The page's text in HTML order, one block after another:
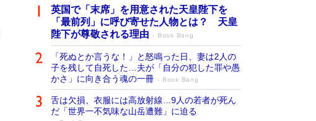
英国で「末席」を用意された天皇陛下を
「最前列」に呼び寄せた人物とは？ 天皇
陛下が尊敬される理由
Book Bang
「死ぬとか言うな！」と怒鳴った日、妻は2人の
子を残して自死した…夫が「自分の犯した罪や愚
かさ」に向き合う魂の一冊
Book Bang
舌は欠損、衣服には高放射線…9人の若者が死ん
だ「世界一不気味な山岳遭難」に迫る